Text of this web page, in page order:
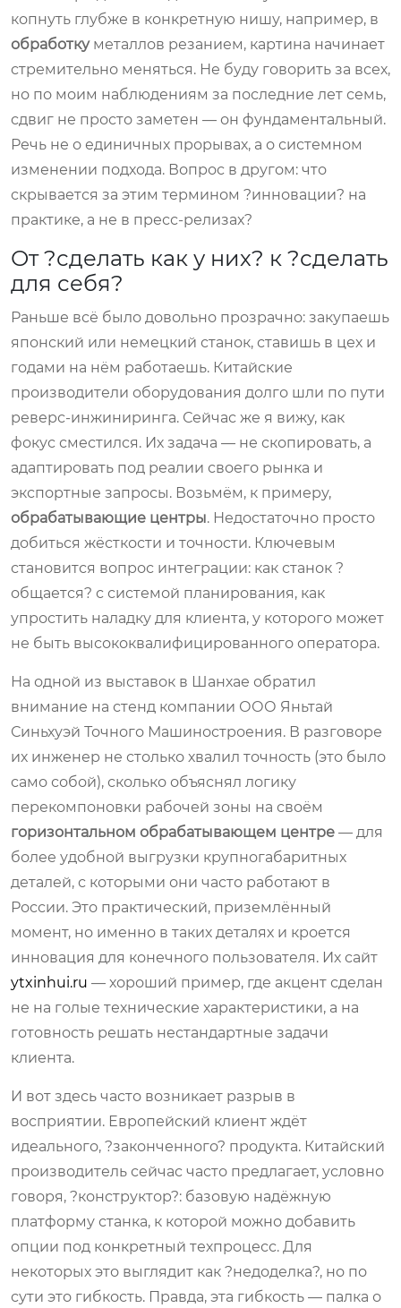
копнуть глубже в конкретную нишу, например, в
обработкуметаллов резанием, картина начинает
стремительно меняться. Не буду говорить за всех,
но по моим наблюдениям за последние лет семь,
сдвиг не просто заметен — он фундаментальный.
Речь не о единичных прорывах, а о системном
изменении подхода. Вопрос в другом: что
скрывается за этим термином ?инновации? на
практике, а не в пресс-релизах?
От ?сделать как у них? к ?сделать
для себя?
Раньше всё было довольно прозрачно: закупаешь
японский или немецкий станок, ставишь в цех и
годами на нём работаешь. Китайские
производители оборудования долго шли по пути
реверс-инжиниринга. Сейчас же я вижу, как
фокус сместился. Их задача — не скопировать, а
адаптировать под реалии своего рынка и
экспортные запросы. Возьмём, к примеру,
обрабатывающие центры. Недостаточно просто
добиться жёсткости и точности. Ключевым
становится вопрос интеграции: как станок ?
общается? с системой планирования, как
упростить наладку для клиента, у которого может
не быть высококвалифицированного оператора.
На одной из выставок в Шанхае обратил
внимание на стенд компании ООО Яньтай
Синьхуэй Точного Машиностроения. В разговоре
их инженер не столько хвалил точность (это было
само собой), сколько объяснял логику
перекомпоновки рабочей зоны на своём
горизонтальном обрабатывающем центре — для
более удобной выгрузки крупногабаритных
деталей, с которыми они часто работают в
России. Это практический, приземлённый
момент, но именно в таких деталях и кроется
инновация для конечного пользователя. Их сайт
ytxinhui.ru — хороший пример, где акцент сделан
не на голые технические характеристики, а на
готовность решать нестандартные задачи
клиента.
И вот здесь часто возникает разрыв в
восприятии. Европейский клиент ждёт
идеального, ?законченного? продукта. Китайский
производитель сейчас часто предлагает, условно
говоря, ?конструктор?: базовую надёжную
платформу станка, к которой можно добавить
опции под конкретный техпроцесс. Для
некоторых это выглядит как ?недоделка?, но по
сути это гибкость. Правда, эта гибкость — палка о